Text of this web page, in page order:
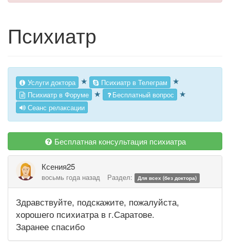
Психиатр
Услуги доктора ★ Психиатр в Телеграм ★
Психиатр в Форуме ★ Бесплатный вопрос ★
Сеанс релаксации
Бесплатная консультация психиатра
Ксения25
восьмь года назад Раздел: Для всех (без доктора)
Здравствуйте, подскажите, пожалуйста,
хорошего психиатра в г.Саратове.
Заранее спасибо